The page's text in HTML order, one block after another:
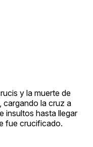
y la muerte de
cargando la cruz a
insultos hasta llegar
fue crucificado.